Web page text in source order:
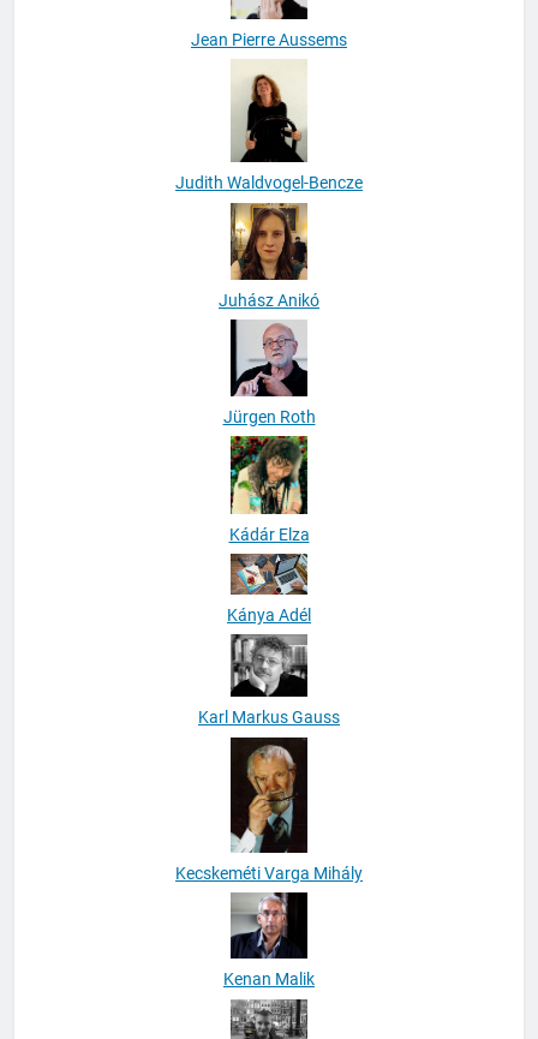
Jean Pierre Aussems
Judith Waldvogel-Bencze
Juhász Anikó
Jürgen Roth
Kádár Elza
Kánya Adél
Karl Markus Gauss
Kecskeméti Varga Mihály
Kenan Malik